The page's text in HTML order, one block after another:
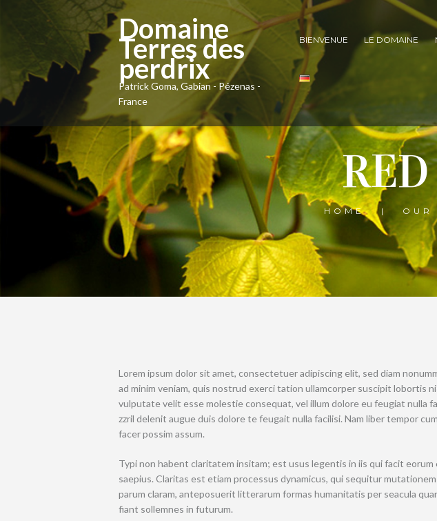
Domaine
Terres des
perdrix
Patrick Goma, Gabian - Pézenas -
France
BIENVENUE LE DOMAINE
HOME OUR
Lorem ipsum dolor sit amet, consectetuer adipiscing elit, sed diam
ad minim veniam, quis nostrud exerci tation ullamcorper suscipit lobortis
vulputate velit esse molestie consequat, vel illum dolore eu feugiat nulla
zzril delenit augue duis dolore te feugait nulla facilisi. Nam liber tempor
facer possim assum.
Typi non habent claritatem insitam; est usus legentis in iis qui facit
saepius. Claritas est etiam processus dynamicus, qui sequitur
parum claram, anteposuerit litterarum formas humanitatis per seacula
fiant sollemnes in futurum.